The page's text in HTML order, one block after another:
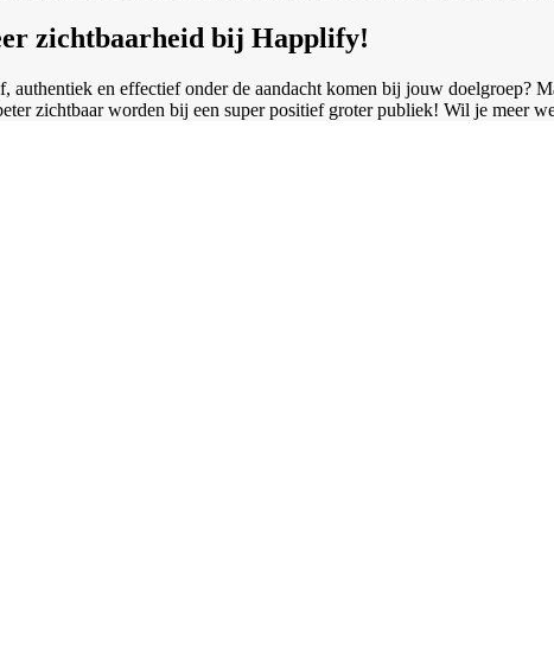
zichtbaarheid bij Happlify!
en effectief onder de aandacht komen bij jouw doelgroep?
zichtbaar worden bij een super positief groter publiek! Wil je meer